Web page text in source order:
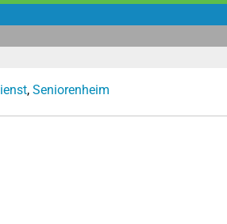
, Seniorenheim